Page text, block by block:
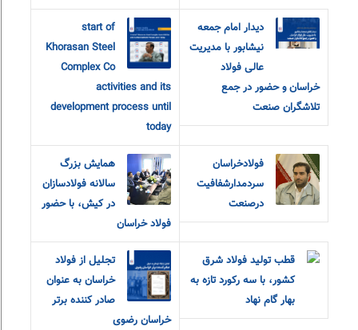
دیدار امام جمعه
نیشابور با مدیریت
عالی فولاد
خراسان و حضور در جمع
تلاشگران صنعت
start of
Khorasan Steel
Complex Co
activities and its
development process until
today
فولادخراسان
سردمدارشفافیت
درصنعت
همایش بزرگ
سالانه فولادسازان
در کیش، با حضور
فولاد خراسان
قطب تولید فولاد شرق
کشور، با سه رکورد تازه به
بهار گام نهاد
تجلیل از فولاد
خراسان به عنوان
صادر کننده برتر
خراسان رضوی